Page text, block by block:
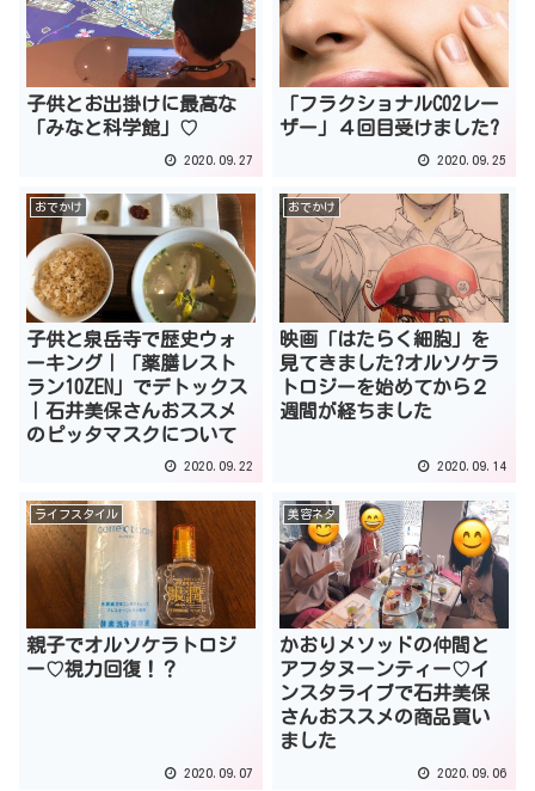
子供とお出掛けに最高な
「みなと科学館」♡
2020.09.27
「フラクショナルCO2レー
ザー」４回目受けました?
2020.09.25
おでかけ
子供と泉岳寺で歴史ウォ
ーキング｜「薬膳レスト
ラン10ZEN」でデトックス
｜石井美保さんおススメ
のピッタマスクについて
2020.09.22
おでかけ
映画「はたらく細胞」を
見てきました?オルソケラ
トロジーを始めてから２
週間が経ちました
2020.09.14
ライフスタイル
親子でオルソケラトロジ
ー♡視力回復！？
2020.09.07
美容ネタ
かおりメソッドの仲間と
アフタヌーンティー♡イ
ンスタライブで石井美保
さんおススメの商品買い
ました
2020.09.06